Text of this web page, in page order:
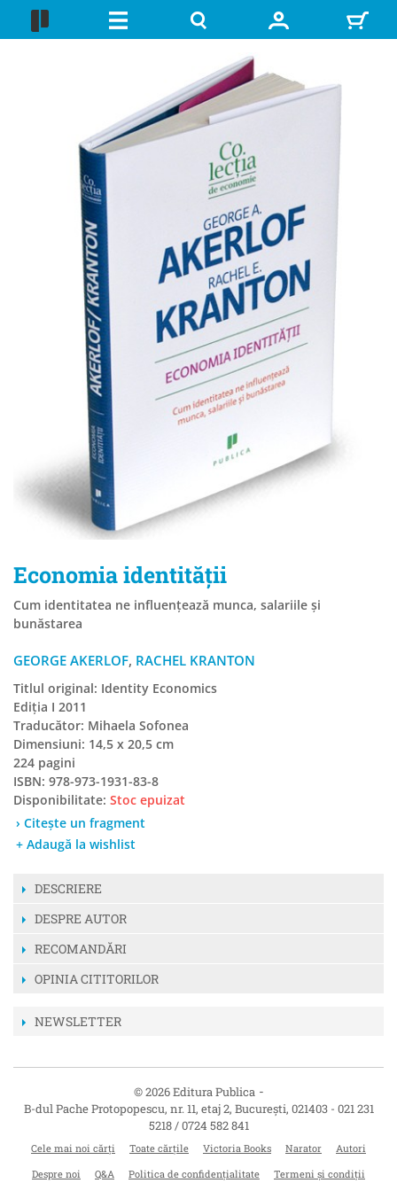
Economia identității
Cum identitatea ne influențează munca, salariile și
bunăstarea
GEORGE AKERLOF, RACHEL KRANTON
Titlul original: Identity Economics
Ediția I 2011
Traducător: Mihaela Sofonea
Dimensiuni: 14,5 x 20,5 cm
224 pagini
ISBN: 978-973-1931-83-8
Disponibilitate: Stoc epuizat
› Citește un fragment
+ Adaugă la wishlist
DESCRIERE
DESPRE AUTOR
RECOMANDĂRI
OPINIA CITITORILOR
NEWSLETTER
© 2026 Editura Publica-
B-dul Pache Protopopescu, nr. 11, etaj 2, București, 021403 - 021 231
5218 / 0724 582 841
Cele mai noi cărți Toate cărțile Victoria Books Narator
Autori
Despre noi
Q&A Politica de confidențialitate Termeni și condiții